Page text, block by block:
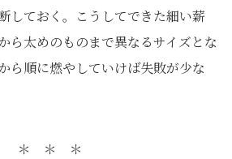
しておく。こうしてできた細い薪
ら太めのものまで異なるサイズとな
ら順に燃やしていけば失敗が少な
＊ ＊ ＊